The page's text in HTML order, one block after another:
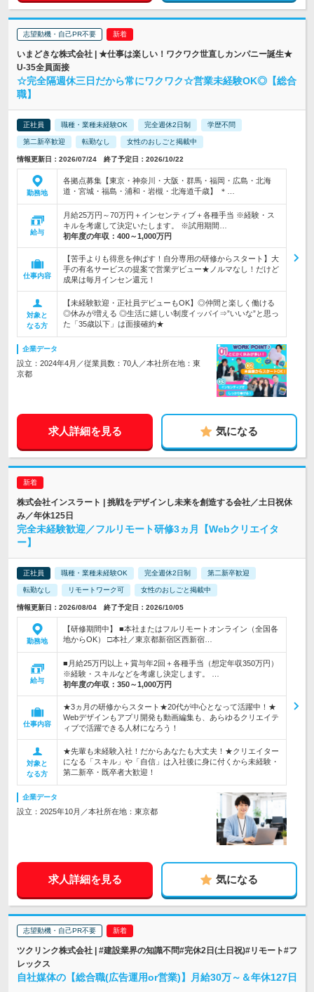
志望動機・自己PR不要
いまどきな株式会社 | ★仕事は楽しい！ワクワク世直しカンパニー誕生★
U-35全員面接
☆完全隔週休三日だから常にワクワク☆営業未経験OK◎【総合
職】
正社員 職種・業種未経験OK 完全週休2日制 学歴不問
第二新卒歓迎 転勤なし 女性のおしごと掲載中
情報更新日：2026/07/24 終了予定日：2026/10/22
勤務地
各拠点募集【東京・神奈川・大阪・群馬・福岡・広島・北海
道・宮城・福島・浦和・岩槻・北海道千歳】 ＊…
給与
月給25万円～70万円＋インセンティブ＋各種手当 ※経験・ス
キルを考慮して決定いたします。 ※試用期間…
初年度の年収： 400～1,000万円
仕事内容
【苦手よりも得意を伸ばす！自分専用の研修からスタート】大
手の有名サービスの提案で営業デビュー★ノルマなし！だけど
成果は毎月インセン還元！
対象と
なる方
【未経験歓迎・正社員デビューもOK】◎仲間と楽しく働ける
◎休みが増える ◎生活に嬉しい制度イッパイ⇒”いいな”と思っ
た「35歳以下」は面接確約★
企業データ
設立：2024年4月／従業員数：70人／本社所在地：東
京都
求人詳細を見る 気になる
株式会社インスラート | 挑戦をデザインし未来を創造する会社／土日祝休
み／年休125日
完全未経験歓迎／フルリモート研修3ヵ月【Webクリエイタ
ー】
正社員 職種・業種未経験OK 完全週休2日制 第二新卒歓迎
転勤なし リモートワーク可 女性のおしごと掲載中
情報更新日：2026/08/04 終了予定日：2026/10/05
勤務地
【研修期間中】 ■本社またはフルリモートオンライン（全国各
地からOK） □本社／東京都新宿区西新宿…
給与
■月給25万円以上＋賞与年2回＋各種手当（想定年収350万円）
※経験・スキルなどを考慮し決定します。 …
初年度の年収： 350～1,000万円
仕事内容
★3ヵ月の研修からスタート★20代が中心となって活躍中！★
Webデザインもアプリ開発も動画編集も、あらゆるクリエイテ
ィブで活躍できる人材になろう！
対象と
なる方
★先輩も未経験入社！だからあなたも大丈夫！★クリエイター
になる「スキル」や「自信」は入社後に身に付くから未経験・
第二新卒・既卒者大歓迎！
企業データ
設立：2025年10月／本社所在地：東京都
求人詳細を見る 気になる
志望動機・自己PR不要
ツクリンク株式会社 | #建設業界の知識不問#完休2日(土日祝)#リモート#フ
レックス
自社媒体の【総合職(広告運用or営業)】月給30万～＆年休127日